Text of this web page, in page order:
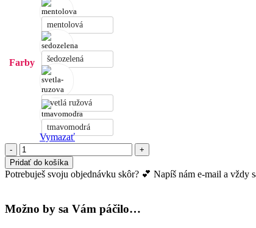
Farby
mentolová
šedozelená
svetlá ružová
tmavomodrá
Vymazať
množstvo
Nočná
košeľa
Olena
bambus
Pridať do košíka
Potrebuješ svoju objednávku skôr? 💕 Napíš nám e-mail a vždy
Možno by sa Vám páčilo…